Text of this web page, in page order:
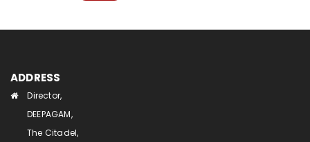
ADDRESS
Director,
DEEPAGAM,
The Citadel,